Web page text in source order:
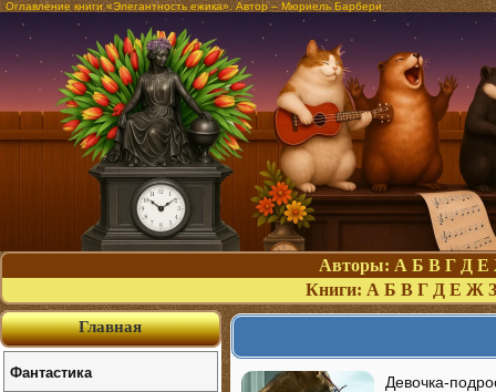
Оглавление книги «Элегантность ежика». Автор – Мюриель Барбери
Авторы: А Б В Г Д Е
Книги: А Б В Г Д Е Ж З
Девочка-
Главная
Фантастика